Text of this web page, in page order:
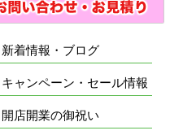
新着情報・ブログ
キャンペーン・セール情報
開店開業の御祝い